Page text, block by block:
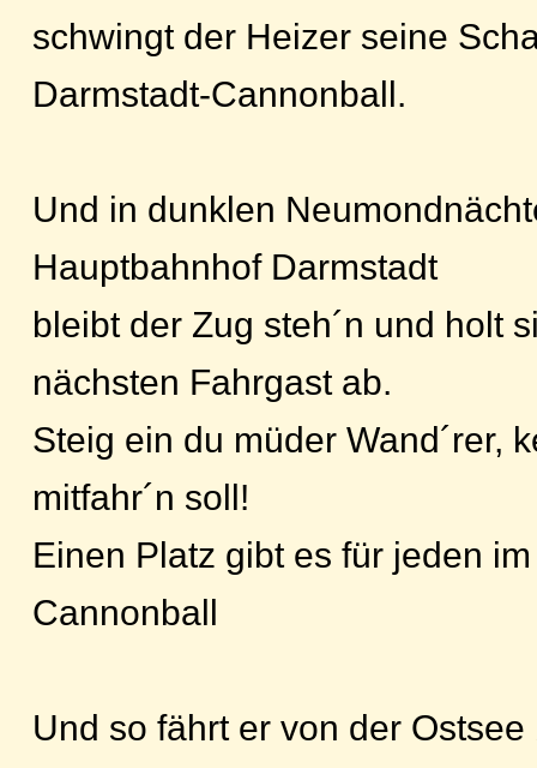
schwingt der Heizer seine
Darmstadt-Cannonball.
Und in dunklen
Hauptbahnhof Darmstadt
bleibt der Zug steh´n und holt
nächsten Fahrgast ab.
Steig ein du müder Wand´rer,
mitfahr´n soll!
Einen Platz gibt es für jeden
Cannonball
Und so fährt er von der